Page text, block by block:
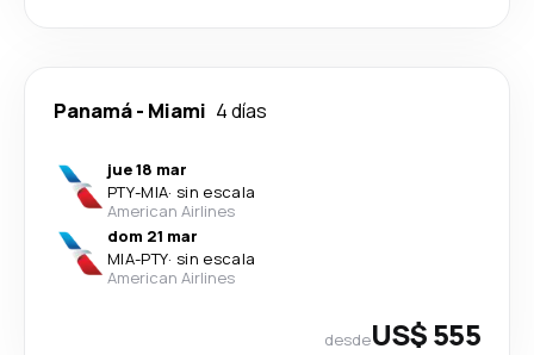
Panamá- Miami 4 días
jue 18 mar
PTY-MIA· sin escala
American Airlines
dom 21 mar
MIA-PTY· sin escala
American Airlines
desdeUS$ 555